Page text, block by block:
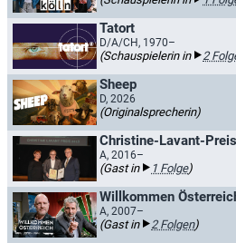
Tatort
D/A/CH, 1970–
(Schauspielerin in 2
Sheep
D, 2026
(Originalsprecherin)
Christine-Lavant-Preis
A, 2016–
(Gast in 1 Folge)
A, 2007–
(Gast in 2 Folgen)